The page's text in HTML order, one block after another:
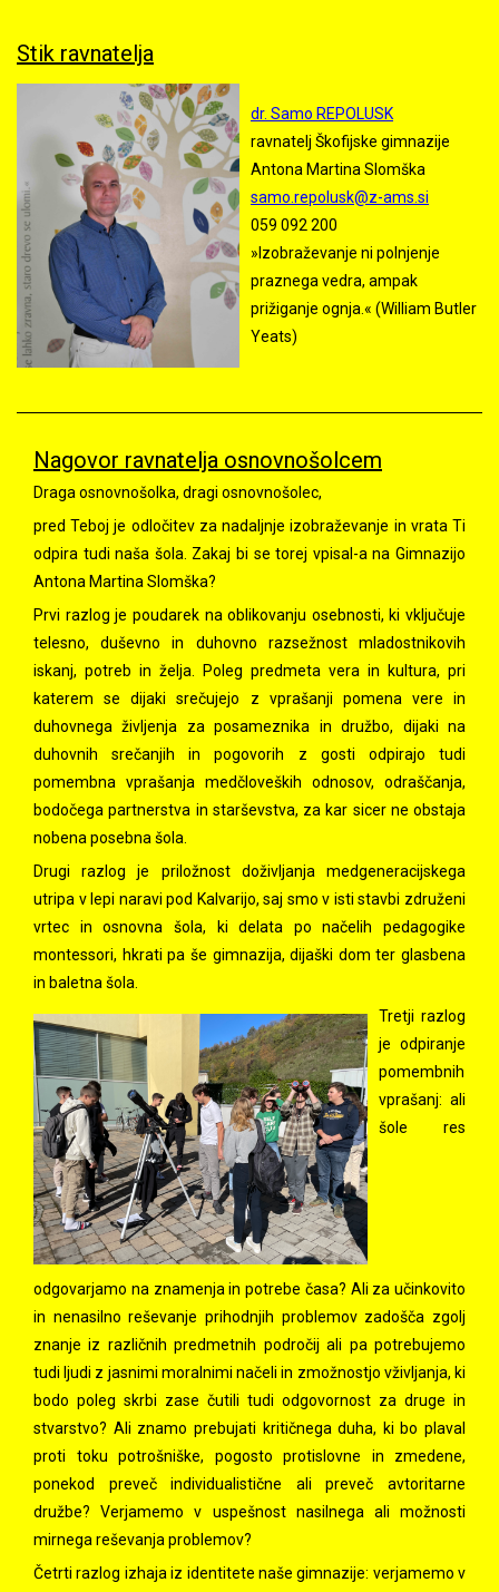
Stik ravnatelja
dr. Samo REPOLUSK
ravnatelj Škofijske gimnazije
Antona Martina Slomška
samo.repolusk@z-ams.si
059 092 200
»Izobraževanje ni polnjenje
praznega vedra, ampak
prižiganje ognja.« (William Butler
Yeats)
Nagovor ravnatelja osnovnošolcem
Draga osnovnošolka, dragi osnovnošolec,
pred Teboj je odločitev za nadaljnje izobraževanje in vrata Ti
odpira tudi naša šola. Zakaj bi se torej vpisal-a na Gimnazijo
Antona Martina Slomška?
Prvi razlog je poudarek na oblikovanju osebnosti, ki vključuje
telesno, duševno in duhovno razsežnost mladostnikovih
iskanj, potreb in želja. Poleg predmeta vera in kultura, pri
katerem se dijaki srečujejo z vprašanji pomena vere in
duhovnega življenja za posameznika in družbo, dijaki na
duhovnih srečanjih in pogovorih z gosti odpirajo tudi
pomembna vprašanja medčloveških odnosov, odraščanja,
bodočega partnerstva in starševstva, za kar sicer ne obstaja
nobena posebna šola.
Drugi razlog je priložnost doživljanja medgeneracijskega
utripa v lepi naravi pod Kalvarijo, saj smo v isti stavbi združeni
vrtec in osnovna šola, ki delata po načelih pedagogike
montessori, hkrati pa še gimnazija, dijaški dom ter glasbena
in baletna šola.
Tretji razlog
je odpiranje
pomembnih
vprašanj: ali
šole res
odgovarjamo na znamenja in potrebe časa? Ali za učinkovito
in nenasilno reševanje prihodnjih problemov zadošča zgolj
znanje iz različnih predmetnih področij ali pa potrebujemo
tudi ljudi z jasnimi moralnimi načeli in zmožnostjo vživljanja, ki
bodo poleg skrbi zase čutili tudi odgovornost za druge in
stvarstvo? Ali znamo prebujati kritičnega duha, ki bo plaval
proti toku potrošniške, pogosto protislovne in zmedene,
ponekod preveč individualistične ali preveč avtoritarne
družbe? Verjamemo v uspešnost nasilnega ali možnosti
mirnega reševanja problemov?
Četrti razlog izhaja iz identitete naše gimnazije: verjamemo v